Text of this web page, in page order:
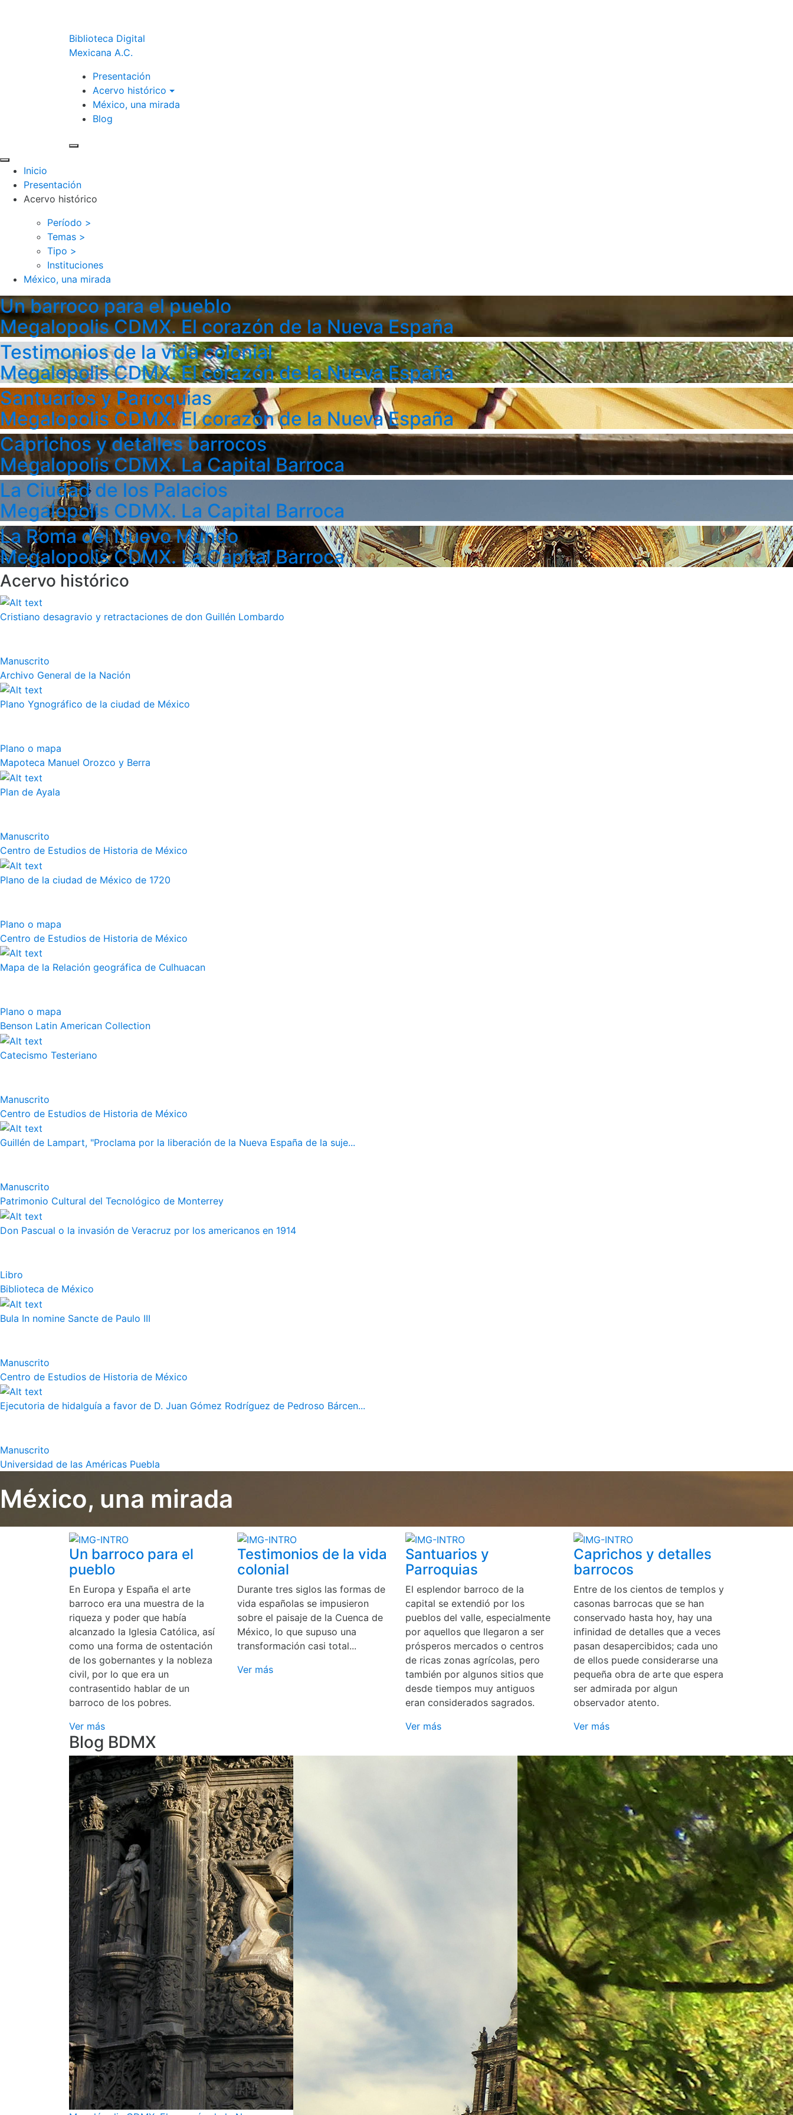
Biblioteca Digital
Mexicana A.C.
Presentación
Acervo histórico
México, una mirada
Blog
Inicio
Presentación
Acervo histórico
Período >
Temas >
Tipo >
Instituciones
México, una mirada
Un barroco para el pueblo
Megalopolis CDMX. El corazón de la Nueva España
Testimonios de la vida colonial
Megalopolis CDMX. El corazón de la Nueva España
Santuarios y Parroquias
Megalopolis CDMX. El corazón de la Nueva España
Caprichos y detalles barrocos
Megalopolis CDMX. La Capital Barroca
La Ciudad de los Palacios
Megalopolis CDMX. La Capital Barroca
La Roma del Nuevo Mundo
Megalopolis CDMX. La Capital Barroca
Acervo histórico
Cristiano desagravio y retractaciones de don Guillén Lombardo
Manuscrito
Archivo General de la Nación
Plano Ygnográfico de la ciudad de México
Plano o mapa
Mapoteca Manuel Orozco y Berra
Plan de Ayala
Manuscrito
Centro de Estudios de Historia de México
Plano de la ciudad de México de 1720
Plano o mapa
Centro de Estudios de Historia de México
Mapa de la Relación geográfica de Culhuacan
Plano o mapa
Benson Latin American Collection
Catecismo Testeriano
Manuscrito
Centro de Estudios de Historia de México
Guillén de Lampart, "Proclama por la liberación de la Nueva España de la suje...
Manuscrito
Patrimonio Cultural del Tecnológico de Monterrey
Don Pascual o la invasión de Veracruz por los americanos en 1914
Libro
Biblioteca de México
Bula In nomine Sancte de Paulo III
Manuscrito
Centro de Estudios de Historia de México
Ejecutoria de hidalguía a favor de D. Juan Gómez Rodríguez de Pedroso Bárcen...
Manuscrito
Universidad de las Américas Puebla
México, una mirada
Un barroco para el
pueblo
En Europa y España el arte
barroco era una muestra de la
riqueza y poder que había
alcanzado la Iglesia Católica, así
como una forma de ostentación
de los gobernantes y la nobleza
civil, por lo que era un
contrasentido hablar de un
barroco de los pobres.
Ver más
Testimonios de la vida
colonial
Durante tres siglos las formas de
vida españolas se impusieron
sobre el paisaje de la Cuenca de
México, lo que supuso una
transformación casi total...
Ver más
Santuarios y
Parroquias
El esplendor barroco de la
capital se extendió por los
pueblos del valle, especialmente
por aquellos que llegaron a ser
prósperos mercados o centros
de ricas zonas agrícolas, pero
también por algunos sitios que
desde tiempos muy antiguos
eran considerados sagrados.
Ver más
Caprichos y detalles
barrocos
Entre de los cientos de templos y
casonas barrocas que se han
conservado hasta hoy, hay una
infinidad de detalles que a veces
pasan desapercibidos; cada uno
de ellos puede considerarse una
pequeña obra de arte que espera
ser admirada por algun
observador atento.
Ver más
Blog BDMX